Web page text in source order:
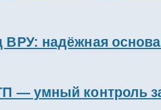
ВРУ: надёжная
— умный контроль